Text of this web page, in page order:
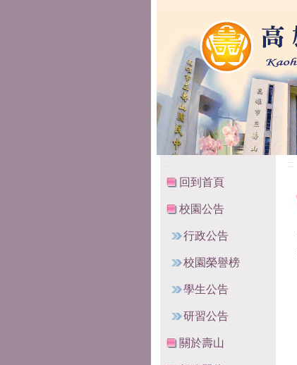
:::
回到首頁
校園公告
行政公告
校園榮譽榜
學生公告
研習公告
關於壽山
:::